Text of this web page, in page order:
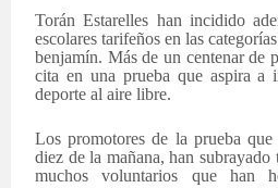
Torán Estarelles han incidido
escolares tarifeños en las
benjamín. Más de un centenar de
cita en una prueba que aspira a
deporte al aire libre.
Los promotores de la prueba
diez de la mañana, han
muchos voluntarios que han